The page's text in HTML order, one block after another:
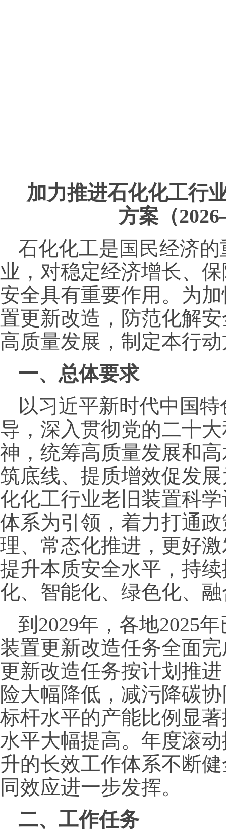
加力推进石化化工行
方案（
石化化工是国民经济
业，对稳定经济增长、
安全具有重要作用。为
置更新改造，防范化解
高质量发展，制定本行
一、总体要求
以习近平新时代中国
导，深入贯彻党的二十
神，统筹高质量发展和
筑底线、提质增效促发
化化工行业老旧装置科
体系为引领，着力打通
理、常态化推进，更好
提升本质安全水平，持
化、智能化、绿色化、
到2029年，各地2025
装置更新改造任务全面
更新改造任务按计划推
险大幅降低，减污降碳
标杆水平的产能比例显
水平大幅提高。年度滚
升的长效工作体系不断
同效应进一步发挥。
二、工作任务